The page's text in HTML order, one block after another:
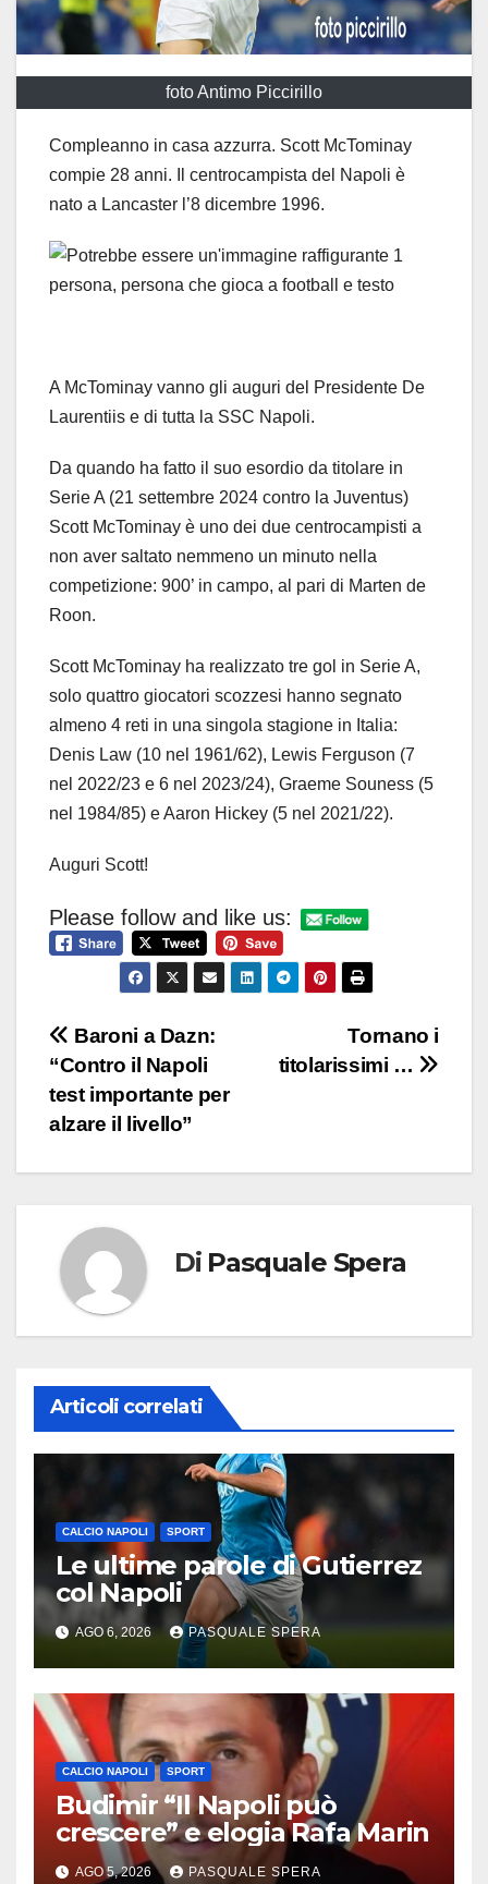
foto Antimo Piccirillo
Compleanno in casa azzurra. Scott McTominay
compie 28 anni. Il centrocampista del Napoli è
nato a Lancaster l’8 dicembre 1996.
A McTominay vanno gli auguri del Presidente De
Laurentiis e di tutta la SSC Napoli.
Da quando ha fatto il suo esordio da titolare in
Serie A (21 settembre 2024 contro la Juventus)
Scott McTominay è uno dei due centrocampisti a
non aver saltato nemmeno un minuto nella
competizione: 900’ in campo, al pari di Marten de
Roon.
Scott McTominay ha realizzato tre gol in Serie A,
solo quattro giocatori scozzesi hanno segnato
almeno 4 reti in una singola stagione in Italia:
Denis Law (10 nel 1961/62), Lewis Ferguson (7
nel 2022/23 e 6 nel 2023/24), Graeme Souness (5
nel 1984/85) e Aaron Hickey (5 nel 2021/22).
Auguri Scott!
Please follow and like us:
Navigazione
articoli
Tornano i
titolarissimi …
Baroni a Dazn:
“Contro il Napoli
test importante per
alzare il livello”
Di Pasquale Spera
Articoli correlati
CALCIO NAPOLI SPORT
Le ultime parole di Gutierrez
col Napoli
AGO 6, 2026 PASQUALE SPERA
CALCIO NAPOLI SPORT
Budimir “Il Napoli può
crescere” e elogia Rafa Marin
AGO 5, 2026 PASQUALE SPERA